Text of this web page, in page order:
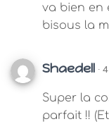
va bien en
bisous la
Shaedell ·
Super la
parfait !!